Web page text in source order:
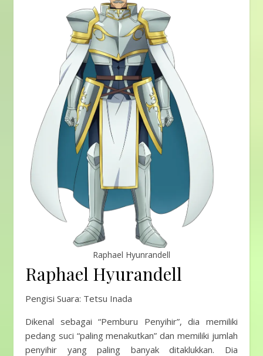
Raphael Hyunrandell
Raphael Hyurandell
Pengisi Suara: Tetsu Inada
Dikenal sebagai “Pemburu Penyihir”, dia memiliki
pedang suci “paling menakutkan” dan memiliki jumlah
penyihir yang paling banyak ditaklukkan. Dia